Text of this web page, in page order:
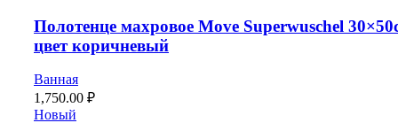
Полотенце махровое Move Superwuschel
цвет коричневый
Ванная
1,750.00 ₽
Новый